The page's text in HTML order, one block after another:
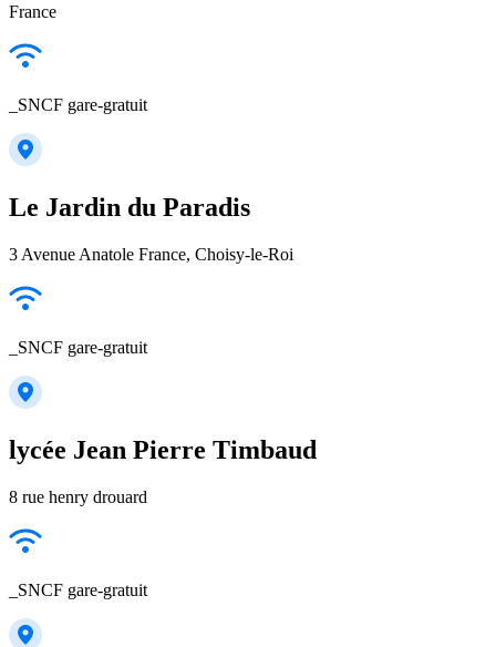
France
_SNCF gare-gratuit
Le Jardin du Paradis
3 Avenue Anatole France, Choisy-le-Roi
_SNCF gare-gratuit
lycée Jean Pierre Timbaud
8 rue henry drouard
_SNCF gare-gratuit